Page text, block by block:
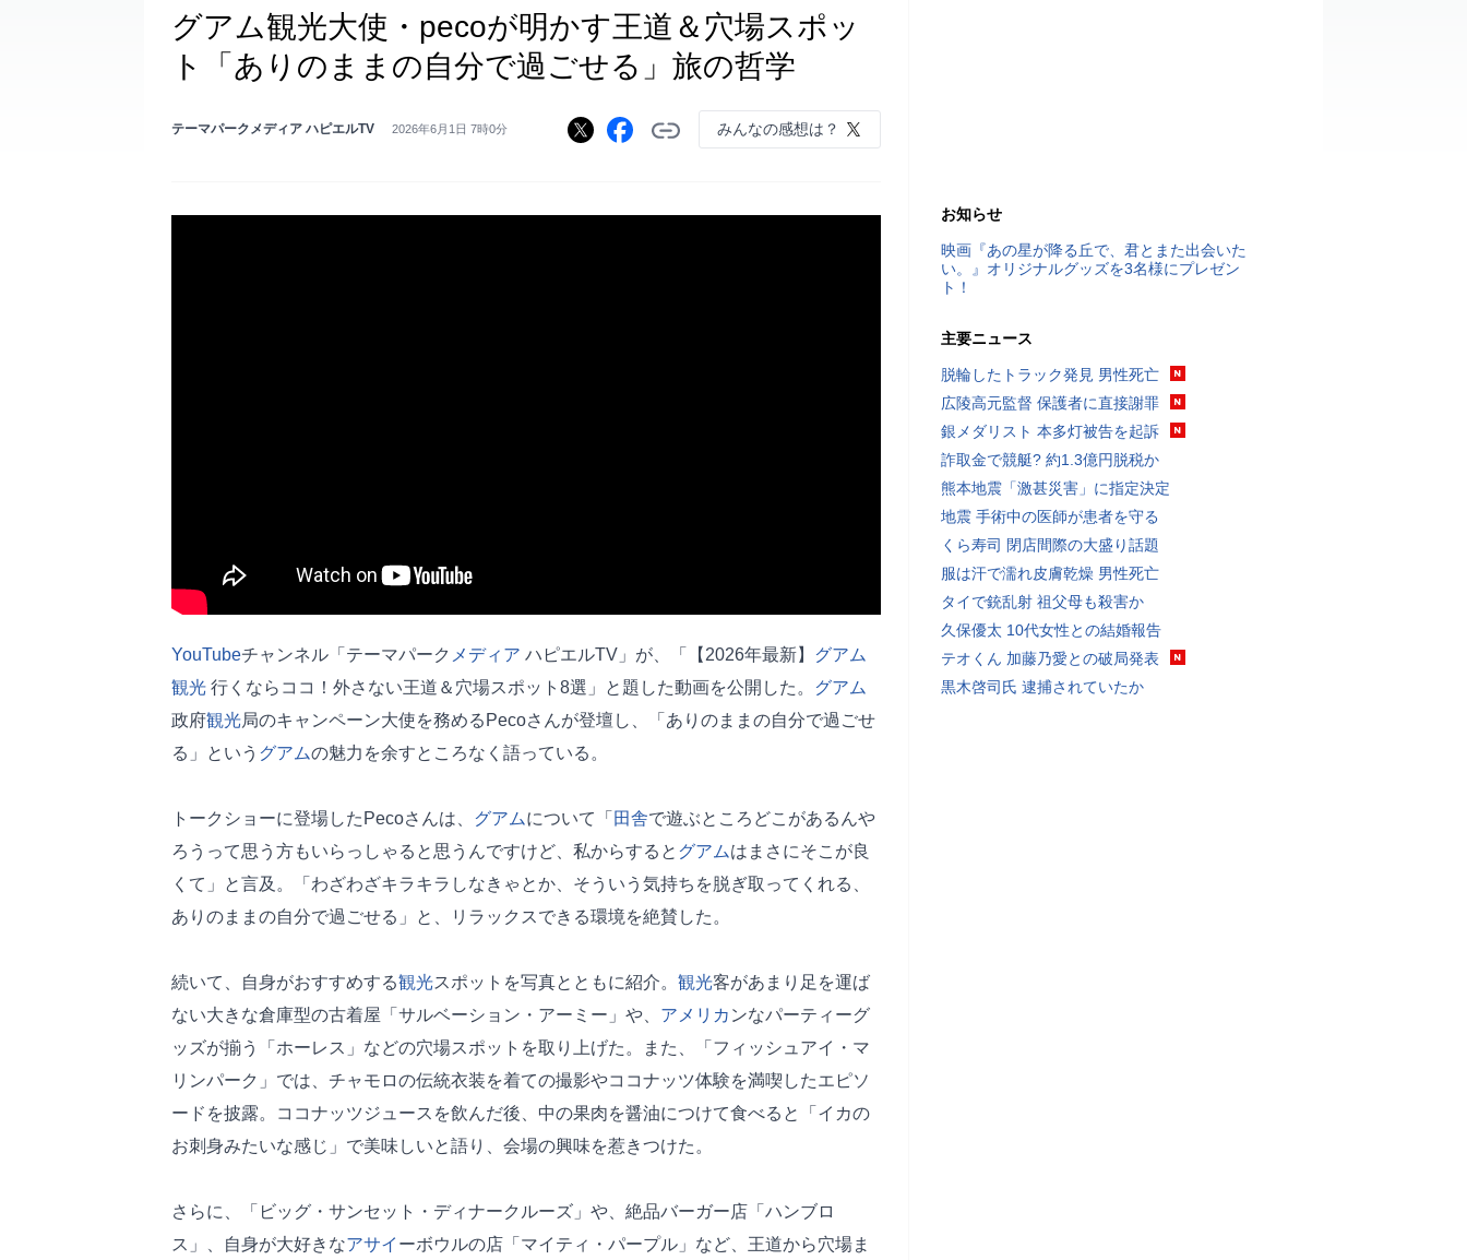
グアム観光大使・pecoが明かす王道＆穴場スポッ
ト「ありのままの自分で過ごせる」旅の哲学
テーマパークメディア ハピエルTV 2026年6月1日 7時0分 みんなの感想は？
YouTubeチャンネル「テーマパーク メディア ハピエルTV」が、「【2026年最新】 グアム
観光 行くならココ！外さない王道＆穴場スポット8選」と題した動画を公開した。 グアム
政府観光局のキャンペーン大使を務めるPecoさんが登壇し、「ありのままの自分で過ごせ
る」という グアムの魅力を余すところなく語っている。
トークショーに登場したPecoさんは、 グアムについて「 田舎で遊ぶところどこがあるんや
ろうって思う方もいらっしゃると思うんですけど、私からすると グアムはまさにそこが良
くて」と言及。「わざわざキラキラしなきゃとか、そういう気持ちを脱ぎ取ってくれる、
ありのままの自分で過ごせる」と、リラックスできる環境を絶賛した。
続いて、自身がおすすめする観光スポットを写真とともに紹介。 観光客があまり足を運ば
ない大きな倉庫型の古着屋「サルベーション・アーミー」や、 アメリカ ンなパーティーグ
ッズが揃う「ホーレス」などの穴場スポットを取り上げた。また、「フィッシュアイ・マ
リンパーク」では、チャモロの伝統衣装を着ての撮影やココナッツ体験を満喫したエピソ
ードを披露。ココナッツジュースを飲んだ後、中の果肉を醤油につけて食べると「イカの
お刺身みたいな感じ」で美味しいと語り、会場の興味を惹きつけた。
さらに、「ビッグ・サンセット・ディナークルーズ」や、絶品バーガー店「ハンブロ
ス」、自身が大好きなアサイ ーボウルの店「マイティ・パープル」など、王道から穴場ま
お知らせ
映画『あの星が降る丘で、君とまた出会いた
い。』オリジナルグッズを3名様にプレゼン
ト！
主要ニュース
脱輪したトラック発見 男性死亡
広陵高元監督 保護者に直接謝罪
銀メダリスト 本多灯被告を起訴
詐取金で競艇? 約1.3億円脱税か
熊本地震「激甚災害」に指定決定
地震 手術中の医師が患者を守る
くら寿司 閉店間際の大盛り話題
服は汗で濡れ皮膚乾燥 男性死亡
タイで銃乱射 祖父母も殺害か
久保優太 10代女性との結婚報告
テオくん 加藤乃愛との破局発表
黒木啓司氏 逮捕されていたか